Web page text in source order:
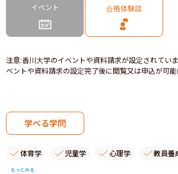
イベント 合格体験談
注意:香川大学のイベントや資料請求が設定されてい
ベントや資料請求の設定完了後に閲覧又は申込が可能
学べる学問
体育学 児童学 心理学 教員養
もっとみる